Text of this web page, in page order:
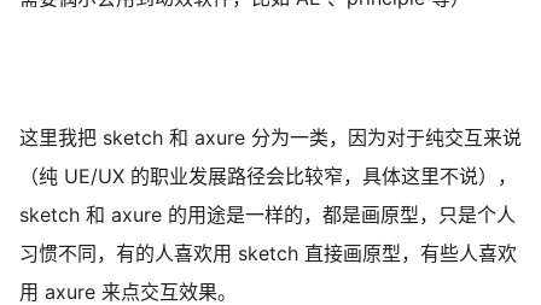
这里我把 sketch 和 axure 分为一类，因为对于纯交互来说
（纯 UE/UX 的职业发展路径会比较窄，具体这里不说），
sketch 和 axure 的用途是一样的，都是画原型，只是个人
习惯不同，有的人喜欢用 sketch 直接画原型，有些人喜欢
用 axure 来点交互效果。